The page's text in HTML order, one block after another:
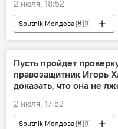
2 июля, 18:52
Sputnik Молдова 🇲🇩
Пусть пройдет
правозащитник Игорь
доказать, что она не
2 июля, 17:52
Sputnik Молдова 🇲🇩